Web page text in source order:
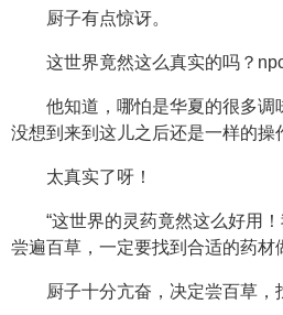
厨子有点惊讶。
这世界竟然这么真实的吗？
他知道，哪怕是华夏的很多调
没想到来到这儿之后还是一样的操
太真实了呀！
“这世界的灵药竟然这么好用
尝遍百草，一定要找到合适的药材
厨子十分亢奋，决定尝百草，